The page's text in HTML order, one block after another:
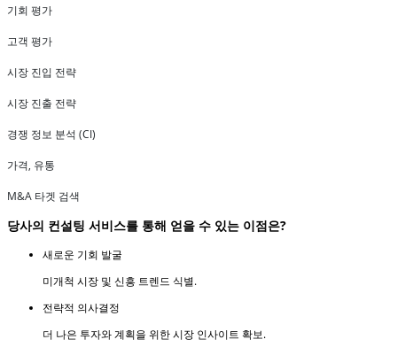
기회 평가
고객 평가
시장 진입 전략
시장 진출 전략
경쟁 정보 분석 (CI)
가격, 유통
M&A 타겟 검색
당사의 컨설팅 서비스를 통해 얻을 수 있는 이점은?
새로운 기회 발굴
미개척 시장 및 신흥 트렌드 식별.
전략적 의사결정
더 나은 투자와 계획을 위한 시장 인사이트 확보.